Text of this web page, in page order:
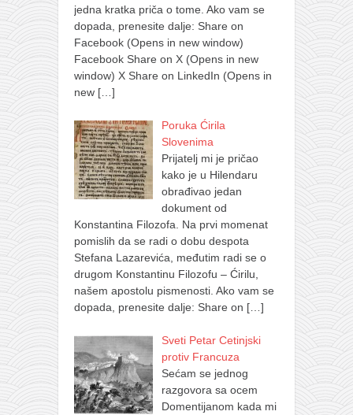
jedna kratka priča o tome. Ako vam se
dopada, prenesite dalje: Share on
Facebook (Opens in new window)
Facebook Share on X (Opens in new
window) X Share on LinkedIn (Opens in
new […]
Poruka Ćirila
Slovenima
Prijatelj mi je pričao
kako je u Hilendaru
obrađivao jedan
dokument od
Konstantina Filozofa. Na prvi momenat
pomislih da se radi o dobu despota
Stefana Lazarevića, međutim radi se o
drugom Konstantinu Filozofu – Ćirilu,
našem apostolu pismenosti. Ako vam se
dopada, prenesite dalje: Share on […]
Sveti Petar Cetinjski
protiv Francuza
Sećam se jednog
razgovora sa ocem
Domentijanom kada mi